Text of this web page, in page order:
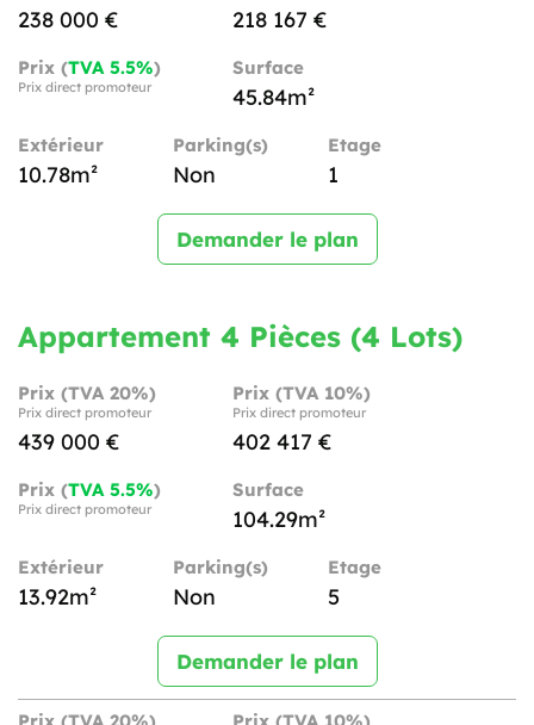
238 000 € 218 167 €
Prix (TVA 5.5%)
Prix direct promoteur
Surface
45.84m²
Extérieur
10.78m²
Parking(s)
Non
Etage
1
Demander le plan
Appartement 4 Pièces (4 Lots)
Prix (TVA 20%)
Prix direct promoteur
439 000 €
Prix (TVA 10%)
Prix direct promoteur
402 417 €
Prix (TVA 5.5%)
Prix direct promoteur
Surface
104.29m²
Extérieur
13.92m²
Parking(s)
Non
Etage
5
Demander le plan
Prix (TVA 20%) Prix (TVA 10%)